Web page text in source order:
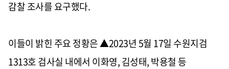
감찰 조사를 요구했다.
이들이 밝힌 주요 정황은 ▲2023년 5월 17일 수원지검
1313호 검사실 내에서 이화영, 김성태, 박용철 등